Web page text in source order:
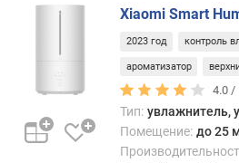
ш
в
ы
Xiaomi Smart
2023 год контроль
ароматизатор
4.0 /
Тип: увлажнитель,
Помещение: до 25